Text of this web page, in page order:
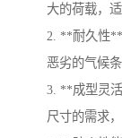
大的荷载，
2. **耐久性
恶劣的气候
3. **成型灵
尺寸的需求